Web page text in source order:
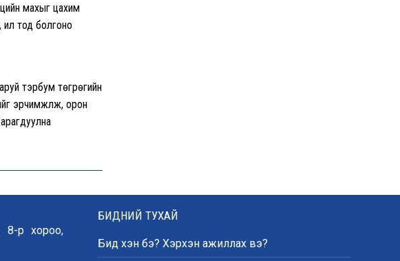
махыг цахим
ил тод болгоно
тэрбум төгрөгийн
эрчимжүүлж, орон
Онцгой комисст 50 тонн
8-р хороо,
БИДНИЙ ТУХАЙ
Бид хэн бэ? Хэрхэн ажиллах вэ?